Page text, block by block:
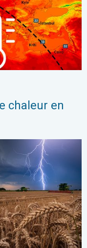
chaleur en
lourd et